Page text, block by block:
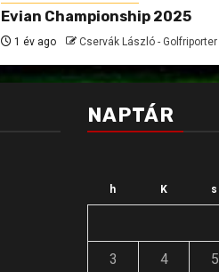
Evian Championship 2025
1 év ago Cservák László - Golfriporter
NAPTÁR
h K s
3 4 5